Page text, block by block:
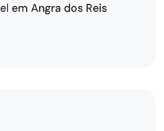
em Angra dos Reis